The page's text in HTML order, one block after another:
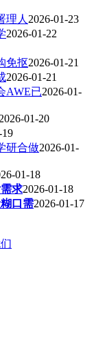
理人 2026-01-23
2026-01-22
免抠2026-01-21
2026-01-21
AWE已2026-01-
2026-01-20
19
研合做2026-01-
01-18
求2026-01-18
口需2026-01-17